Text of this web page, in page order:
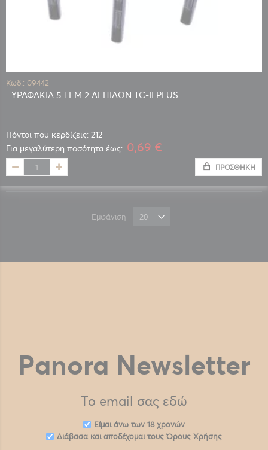
Κωδ.: 09442
ΞΥΡΑΦΑΚΙΑ 5 ΤΕΜ 2 ΛΕΠΙΔΩΝ TC-II PLUS
Πόντοι που κερδίζεις: 212
Για μεγαλύτερη ποσότητα έως: 0,69 €
ΠΡΟΣΘΉΚΗ
Εμφάνιση
Panora Newsletter
Eίμαι άνω των 18 χρονών
Διάβασα και αποδέχομαι τουςΌρους Χρήσης